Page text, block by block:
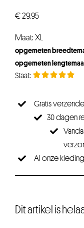
€29,95
Maat: XL
opgemeten
opgemeten
Gratis
30 dagen
Al onze
Dit artikel is